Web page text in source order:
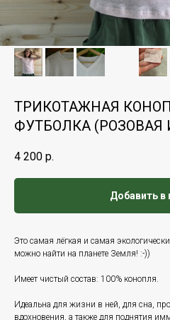
ТРИКОТАЖНАЯ
ФУТБОЛКА (РОЗОВАЯ
4 200 р.
Добавить в
Это самая лёгкая и самая
можно найти на планете Земля! :-))
Имеет чистый состав: 100% конопля.
Идеальна для жизни в ней, для сна,
вдохновения, а также для поднятия